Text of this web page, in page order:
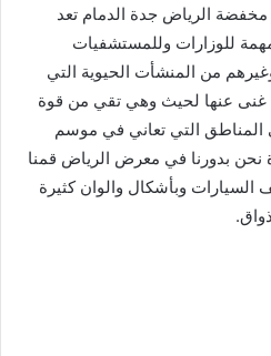
الرياض جدة الدمام تعد
للوزارات وللمستشفيات
من المنشأت الحيوية التي
غنى عنها لحيث وهي تقي من قوة
التي تعاني في موسم
نحن بدورنا في معرض الرياض قمنا
السيارات وبأشكال والوان كثيرة